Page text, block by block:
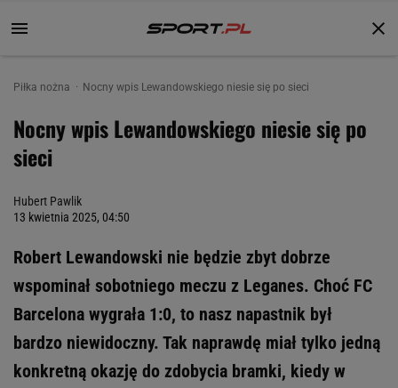
Piłka nożna Nocny wpis Lewandowskiego niesie się po sieci
Nocny wpis Lewandowskiego niesie się po
sieci
Hubert Pawlik
13 kwietnia 2025, 04:50
Robert Lewandowski nie będzie zbyt dobrze
wspominał sobotniego meczu z Leganes. Choć FC
Barcelona wygrała 1:0, to nasz napastnik był
bardzo niewidoczny. Tak naprawdę miał tylko jedną
konkretną okazję do zdobycia bramki, kiedy w